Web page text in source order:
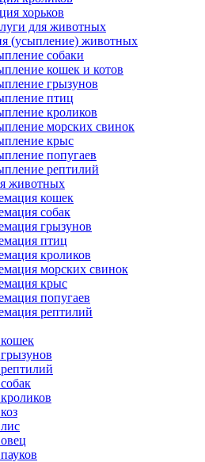
хорьков
для животных
(усыпление) животных
собаки
кошек и котов
грызунов
птиц
кроликов
морских свинок
крыс
попугаев
рептилий
животных
кошек
собак
грызунов
птиц
кроликов
морских свинок
крыс
попугаев
рептилий